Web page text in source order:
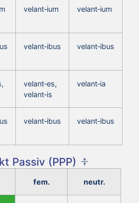
velant‑ium velant‑ium
velant‑ibus velant‑ibus
velant‑es,
velant‑is
velant‑ia
velant‑ibus velant‑ibus
Passiv (PPP)
fem. neutr.